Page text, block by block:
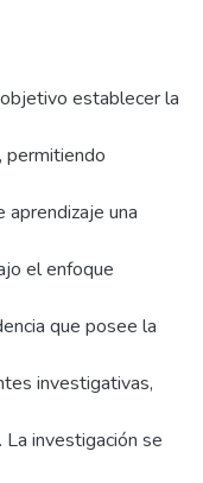
establecer la
permitiendo
una
el enfoque
que posee la
investigativas,
investigación se